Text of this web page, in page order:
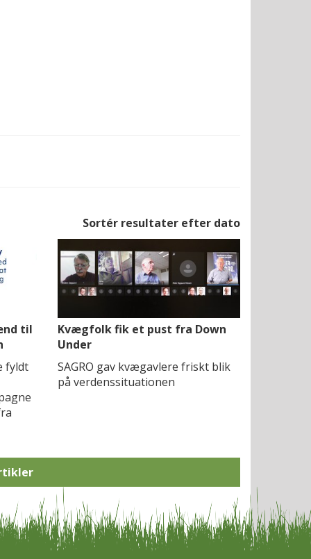
Sortér resultater efter dato
til
fyldt
Kvægfolk fik et pust fra Down
Under
SAGRO gav kvægavlere friskt blik
på verdenssituationen